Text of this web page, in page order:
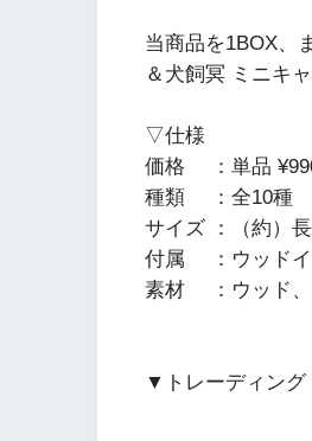
当商品を1BOX、
＆犬飼冥 ミニキ
▽仕様
価格 ：単品
種類 ：全10種
サイズ ：（約）
付属 ：ウッドイ
素材 ：ウッド、
▼トレーディング